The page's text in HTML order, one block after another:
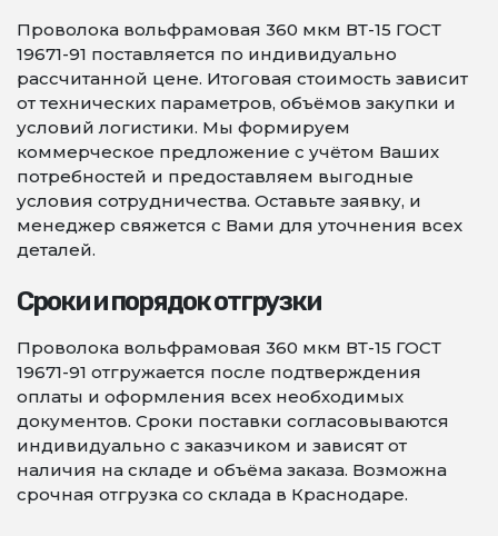
Проволока вольфрамовая 360 мкм ВТ-15 ГОСТ
19671-91 поставляется по индивидуально
рассчитанной цене. Итоговая стоимость зависит
от технических параметров, объёмов закупки и
условий логистики. Мы формируем
коммерческое предложение с учётом Ваших
потребностей и предоставляем выгодные
условия сотрудничества. Оставьте заявку, и
менеджер свяжется с Вами для уточнения всех
деталей.
Сроки и порядок отгрузки
Проволока вольфрамовая 360 мкм ВТ-15 ГОСТ
19671-91 отгружается после подтверждения
оплаты и оформления всех необходимых
документов. Сроки поставки согласовываются
индивидуально с заказчиком и зависят от
наличия на складе и объёма заказа. Возможна
срочная отгрузка со склада в Краснодаре.